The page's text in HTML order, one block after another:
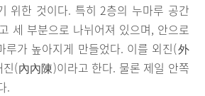
위한 것이다. 특히 2층의 누마루 공간
세 부분으로 나뉘어져 있으며, 안으로
루가 높아지게 만들었다. 이를 외진(外
(內內陳)이라고 한다. 물론 제일 안쪽
.